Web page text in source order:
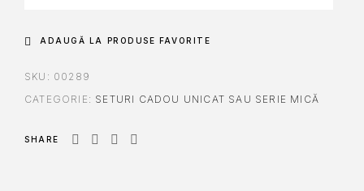
ADAUGĂ LA PRODUSE FAVORITE
SKU: 00289
CATEGORIE: SETURI CADOU UNICAT SAU SERIE MICĂ
SHARE